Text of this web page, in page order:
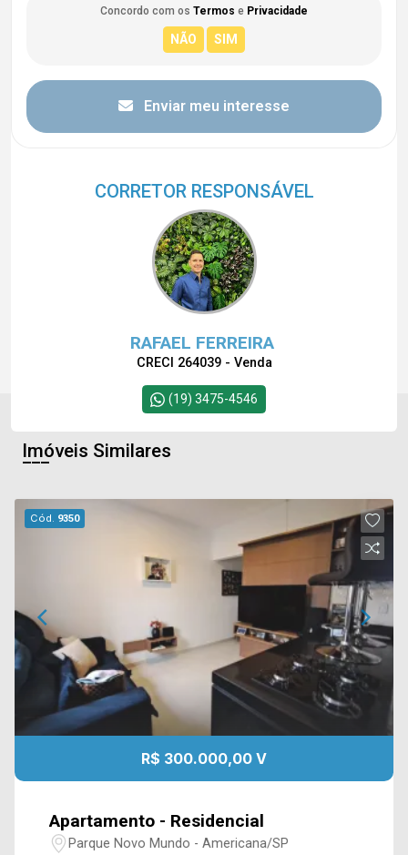
Concordo com os Termos e Privacidade
Enviar meu interesse
CORRETOR RESPONSÁVEL
RAFAEL FERREIRA
CRECI 264039 - Venda
(19) 3475-4546
Imóveis Similares
Cód. 9350
R$ 300.000,00 V
Apartamento - Residencial
Parque Novo Mundo - Americana/SP